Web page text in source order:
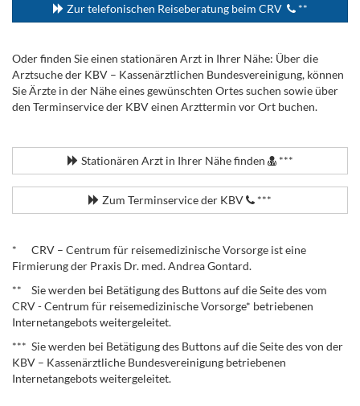
Zur telefonischen Reiseberatung beim CRV **
Oder finden Sie einen stationären Arzt in Ihrer Nähe: Über die
Arztsuche der KBV – Kassenärztlichen Bundesvereinigung, können
Sie Ärzte in der Nähe eines gewünschten Ortes suchen sowie über
den Terminservice der KBV einen Arzttermin vor Ort buchen.
Stationären Arzt in Ihrer Nähe finden ***
Zum Terminservice der KBV ***
* CRV – Centrum für reisemedizinische Vorsorge ist eine
Firmierung der Praxis Dr. med. Andrea Gontard.
** Sie werden bei Betätigung des Buttons auf die Seite des vom
CRV - Centrum für reisemedizinische Vorsorge* betriebenen
Internetangebots weitergeleitet.
*** Sie werden bei Betätigung des Buttons auf die Seite des von der
KBV – Kassenärztliche Bundesvereinigung betriebenen
Internetangebots weitergeleitet.